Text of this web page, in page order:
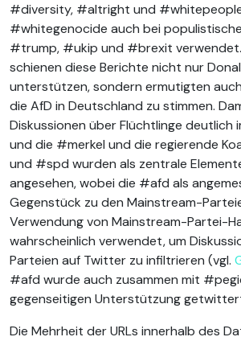
#diversity, #altright und
#whitegenocide auch bei
#trump, #ukip und #brexit verwendet.
schienen diese Berichte nicht nur
unterstützen, sondern ermutigten
die AfD in Deutschland zu stimmen.
Diskussionen über Flüchtlinge deutlich
und die #merkel und die regierende
und #spd wurden als zentrale
angesehen, wobei die #afd als
Gegenstück zu den Mainstream-
Verwendung von Mainstream-Partei-
wahrscheinlich verwendet, um
Parteien auf Twitter zu infiltrieren (vgl.
#afd wurde auch zusammen mit
gegenseitigen Unterstützung
Die Mehrheit der URLs innerhalb des